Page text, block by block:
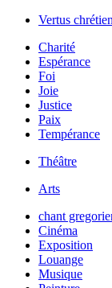
Vertus
Charité
Espérance
Foi
Joie
Justice
Paix
Tempérance
Théâtre
Arts
chant
Cinéma
Exposition
Louange
Musique